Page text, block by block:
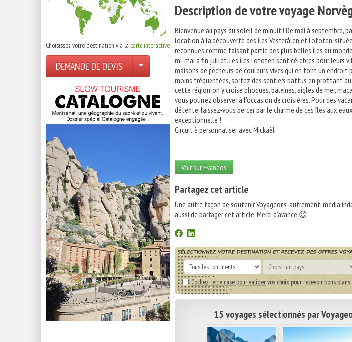
Choisissez votre destination via la carte interactive
DEMANDE DE DEVIS
Description de votre voyage
Bienvenue au pays du soleil de minuit ! De mai à septembre,
location à la découverte des îles Vesterålen et Lofoten,
reconnues comme faisant partie des plus belles îles au
mi-mai à fin juillet. Les îles Lofoten sont célèbres pour leurs
maisons de pêcheurs de couleurs vives qui en font un
moins fréquentées, sortez des sentiers battus en profitant du
cette région, on y croise phoques, baleines, aigles de mer,
vous pourrez observer à l'occasion de croisières. Pour des
détente, laissez-vous bercer par le charme de ces îles aux
exceptionnelle !
Circuit à personnaliser avec Mickaël
Voir sur Evaneos
Partagez cet article
Une autre façon de soutenir Voyageons-autrement, média
aussi de partager cet article. Merci d'avance 😉
Cochez cette case pour validervos choix pour recevoir bons
15 voyages sélectionnés par